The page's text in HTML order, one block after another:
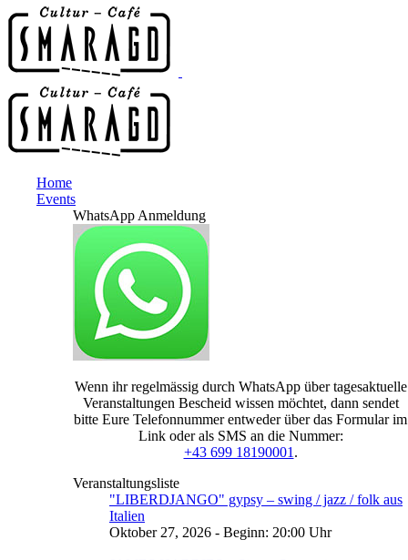
Home
Events
WhatsApp Anmeldung
Wenn ihr regelmässig durch WhatsApp über tagesaktuelle
Veranstaltungen Bescheid wissen möchtet, dann sendet
bitte Eure Telefonnummer entweder über das Formular im
Link oder als SMS an die Nummer:
+43 699 18190001 .
Veranstaltungsliste
"LIBERDJANGO" gypsy – swing / jazz / folk aus
Italien
Oktober 27, 2026 - Beginn: 20:00 Uhr